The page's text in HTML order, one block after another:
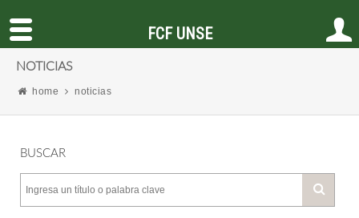
NOTICIAS
home noticias
BUSCAR
FCF UNSE